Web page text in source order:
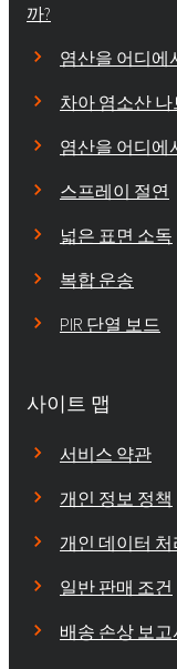
까?
염산을 어디에
차아 염소산
염산을 어디에
스프레이 절연
넓은 표면 소독
복합 운송
PIR 단열 보드
사이트 맵
서비스 약관
개인 정보 정책
개인 데이터 처
일반 판매 조건
배송 손상 보고